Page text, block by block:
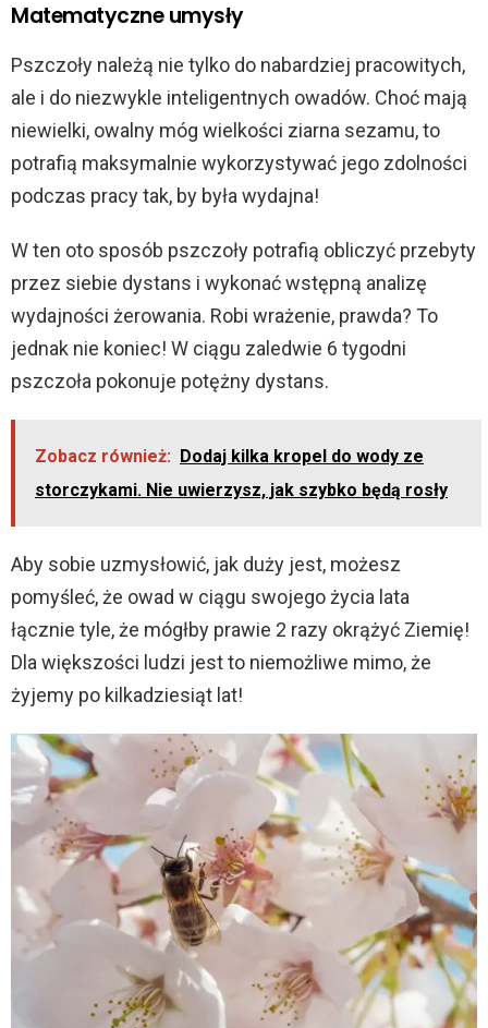
Matematyczne umysły
Pszczoły należą nie tylko do nabardziej pracowitych,
ale i do niezwykle inteligentnych owadów. Choć mają
niewielki, owalny móg wielkości ziarna sezamu, to
potrafią maksymalnie wykorzystywać jego zdolności
podczas pracy tak, by była wydajna!
W ten oto sposób pszczoły potrafią obliczyć przebyty
przez siebie dystans i wykonać wstępną analizę
wydajności żerowania. Robi wrażenie, prawda? To
jednak nie koniec! W ciągu zaledwie 6 tygodni
pszczoła pokonuje potężny dystans.
Zobacz również:
Dodaj kilka kropel do wody ze
storczykami. Nie uwierzysz, jak szybko będą rosły
Aby sobie uzmysłowić, jak duży jest, możesz
pomyśleć, że owad w ciągu swojego życia lata
łącznie tyle, że mógłby prawie 2 razy okrążyć Ziemię!
Dla większości ludzi jest to niemożliwe mimo, że
żyjemy po kilkadziesiąt lat!